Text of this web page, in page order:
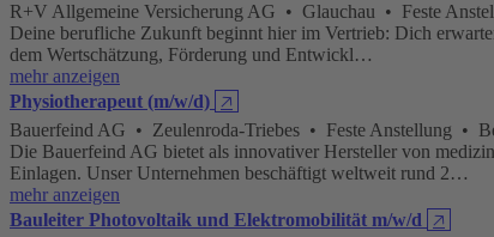
R+V Allgemeine Versicherung AG • Glauchau • Feste
Deine berufliche Zukunft beginnt hier im Vertrieb: Dich
dem Wertschätzung, Förderung und Entwickl…
mehr anzeigen
Physiotherapeut (m/w/d) 🡥
Bauerfeind AG • Zeulenroda-Triebes • Feste Anstellung •
Die Bauerfeind AG bietet als innovativer Hersteller von
Einlagen. Unser Unternehmen beschäftigt weltweit rund 2…
mehr anzeigen
Bauleiter Photovoltaik und Elektromobilität m/w/d
🡥